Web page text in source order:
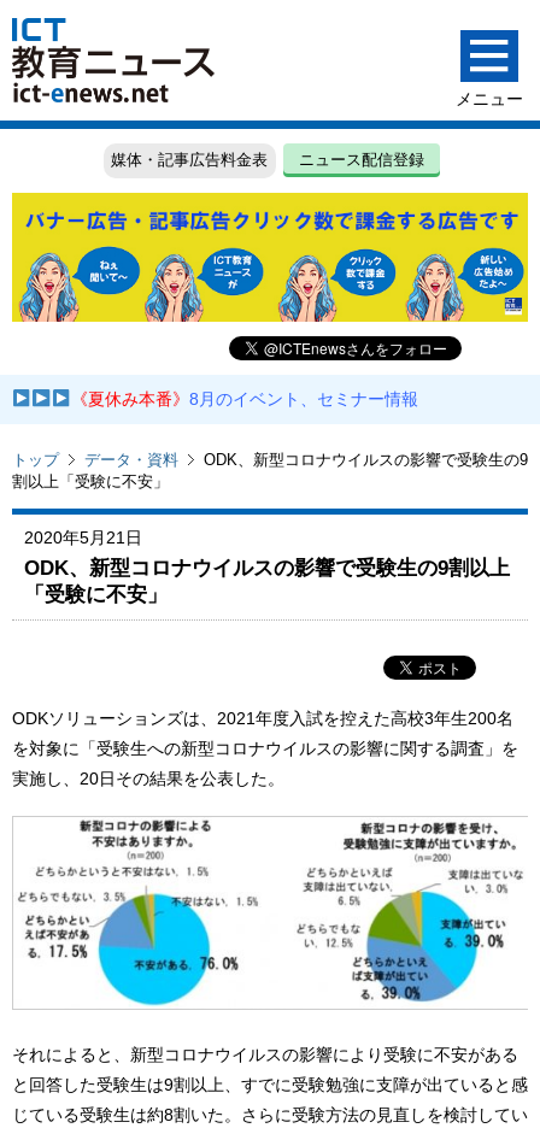
媒体・記事広告料金表 ニュース配信登録
《夏休み本番》8月のイベント、セミナー情報
トップ データ・資料
ODK、新型コロナウイルスの影響で受験生の9
割以上「受験に不安」
2020年5月21日
ODK、新型コロナウイルスの影響で受験生の9割以上
「受験に不安」
ODKソリューションズは、2021年度入試を控えた高校3年生200名
を対象に「受験生への新型コロナウイルスの影響に関する調査」を
実施し、20日その結果を公表した。
それによると、新型コロナウイルスの影響により受験に不安がある
と回答した受験生は9割以上、すでに受験勉強に支障が出ていると感
じている受験生は約8割いた。さらに受験方法の見直しを検討してい